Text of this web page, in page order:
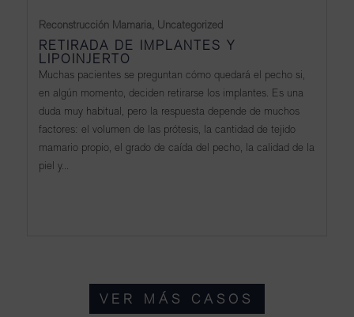
RETIRADA DE IMPLANTES Y
LIPOINJERTO
Reconstrucción Mamaria, Uncategorized
Muchas pacientes se preguntan cómo quedará el pecho si,
en algún momento, deciden retirarse los implantes. Es una
duda muy habitual, pero la respuesta depende de muchos
factores: el volumen de las prótesis, la cantidad de tejido
mamario propio, el grado de caída del pecho, la calidad de la
piel y...
VER MÁS CASOS